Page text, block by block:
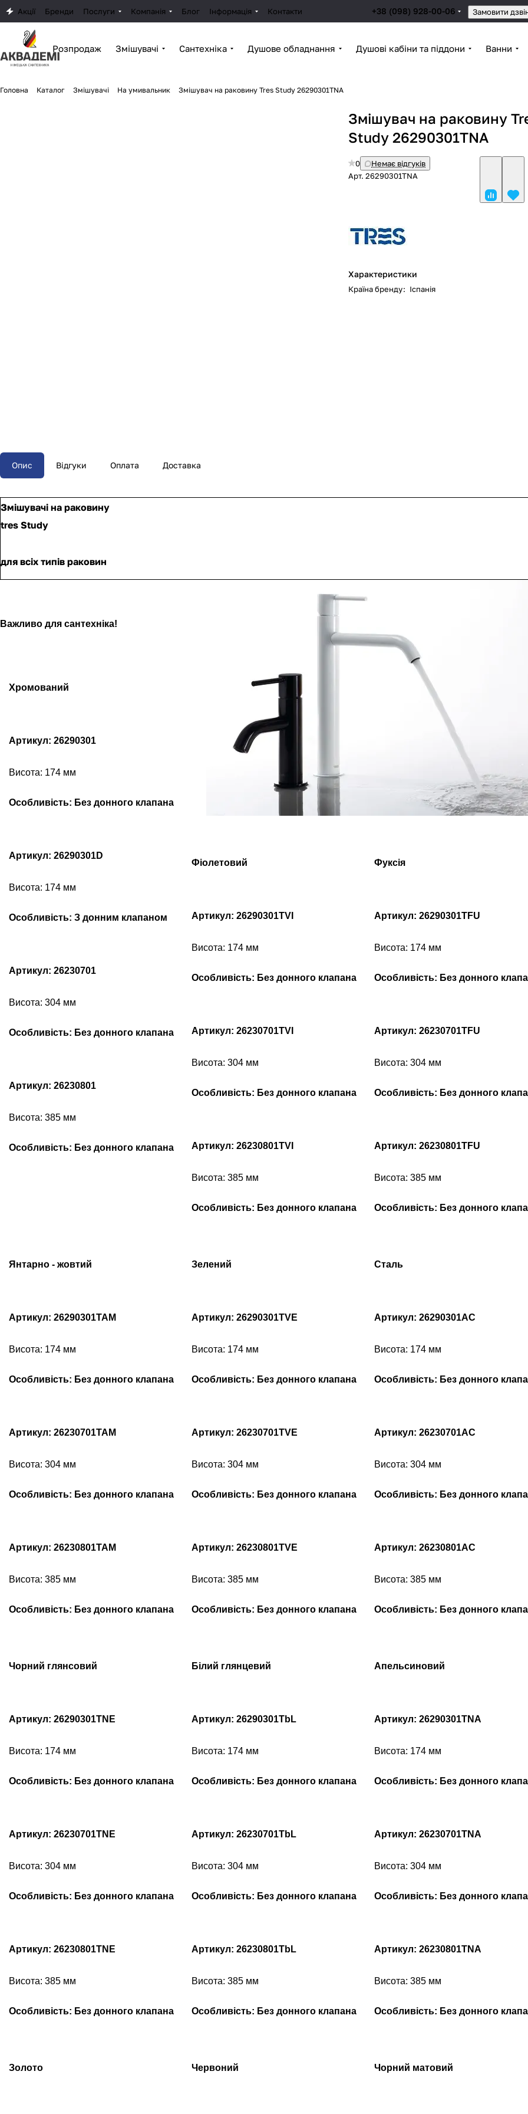
Акції Бренди Послуги Компанія Блог Інформація Контакти +38 (098) 928-00-06 Замовити
Розпродаж Змішувачі Сантехніка Душове обладнання Душові кабіни та піддони Ванни
Головна Каталог Змішувачі На умивальник Змішувач на раковину Tres Study 26290301TNA
Змішувач на раковину
Study 26290301TNA
0
Немає відгуків
Арт.26290301TNA
Характеристики
Країна бренду: Іспанія
Опис Відгуки Оплата Доставка
Змішувачі на раковину
tres Study
для всіх типів раковин
Важливо для сантехніка!
Хромований
Артикул: 26290301
Висота: 174 мм
Особливість: Без донного клапана
Артикул: 26290301D
Висота: 174 мм
Особливість: З донним клапаном
Артикул: 26230701
Висота: 304 мм
Особливість: Без донного клапана
Артикул: 26230801
Висота: 385 мм
Особливість: Без донного клапана
Фіолетовий
Артикул: 26290301TVI
Висота: 174 мм
Особливість: Без донного клапана
Артикул: 26230701TVI
Висота: 304 мм
Особливість: Без донного клапана
Артикул: 26230801TVI
Висота: 385 мм
Особливість: Без донного клапана
Фуксія
Артикул: 26290301TFU
Висота: 174 мм
Особливість: Без донного
Артикул: 26230701TFU
Висота: 304 мм
Особливість: Без донного
Артикул: 26230801TFU
Висота: 385 мм
Особливість: Без донного
Янтарно - жовтий
Артикул: 26290301TAM
Висота: 174 мм
Особливість: Без донного клапана
Артикул: 26230701TAM
Висота: 304 мм
Особливість: Без донного клапана
Артикул: 26230801TAM
Висота: 385 мм
Особливість: Без донного клапана
Зелений
Артикул: 26290301TVE
Висота: 174 мм
Особливість: Без донного клапана
Артикул: 26230701TVE
Висота: 304 мм
Особливість: Без донного клапана
Артикул: 26230801TVE
Висота: 385 мм
Особливість: Без донного клапана
Сталь
Артикул: 26290301AC
Висота: 174 мм
Особливість: Без донного
Артикул: 26230701AC
Висота: 304 мм
Особливість: Без донного
Артикул: 26230801AC
Висота: 385 мм
Особливість: Без донного
Чорний глянсовий
Артикул: 26290301TNE
Висота: 174 мм
Особливість: Без донного клапана
Артикул: 26230701TNE
Висота: 304 мм
Особливість: Без донного клапана
Артикул: 26230801TNE
Висота: 385 мм
Особливість: Без донного клапана
Білий глянцевий
Артикул: 26290301TbL
Висота: 174 мм
Особливість: Без донного клапана
Артикул: 26230701TbL
Висота: 304 мм
Особливість: Без донного клапана
Артикул: 26230801TbL
Висота: 385 мм
Особливість: Без донного клапана
Апельсиновий
Артикул: 26290301TNA
Висота: 174 мм
Особливість: Без донного
Артикул: 26230701TNA
Висота: 304 мм
Особливість: Без донного
Артикул: 26230801TNA
Висота: 385 мм
Особливість: Без донного
Золото Червоний Чорний матовий